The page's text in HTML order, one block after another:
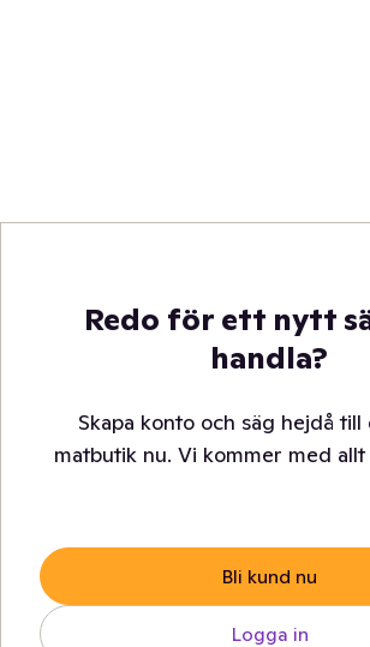
Redo för ett nytt
handla?
Skapa konto och säg hejdå till
matbutik nu. Vi kommer med
Bli kund nu
Logga in